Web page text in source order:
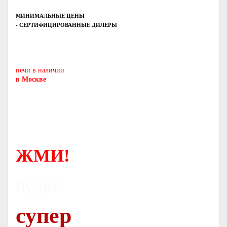
МИНИМАЛЬНЫЕ ЦЕНЫ
- СЕРТИФИЦИРОВАННЫЕ ДИЛЕРЫ
печи в наличии
в Москве
ЖМИ!
супер